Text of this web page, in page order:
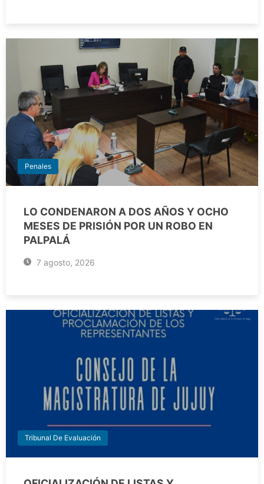
Penales
LO CONDENARON A DOS AÑOS Y OCHO
MESES DE PRISIÓN POR UN ROBO EN
PALPALÁ
7 agosto, 2026
Tribunal De Evaluación